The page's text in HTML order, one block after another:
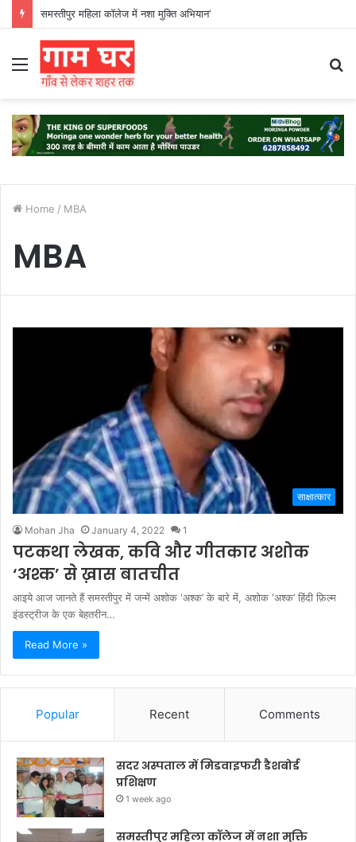
समस्तीपुर महिला कॉलेज में नशा मुक्ति अभियान’
Menu
Home / MBA
MBA
साक्षात्कार
Mohan Jha January 4, 2022 1
पटकथा लेखक, कवि और गीतकार अशोक
‘अश्क’ से ख़ास बातचीत
आइये आज जानते हैं समस्तीपुर में जन्में अशोक ‘अश्क’ के बारे में, अशोक ‘अश्क’ हिंदी फ़िल्म
इंडस्ट्रीज के एक बेहतरीन…
Read More »
Popular Recent Comments
सदर अस्पताल में मिडवाइफरी डैशबोर्ड
प्रशिक्षण
1 week ago
समस्तीपुर महिला कॉलेज में नशा मुक्ति